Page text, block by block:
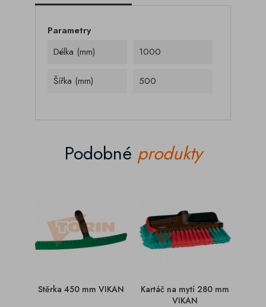
Parametry
Délka (mm)
1000
Šířka (mm) 500
Podobné produkty
Stěrka 450 mm VIKAN
Kartáč na mytí 280 mm
VIKAN